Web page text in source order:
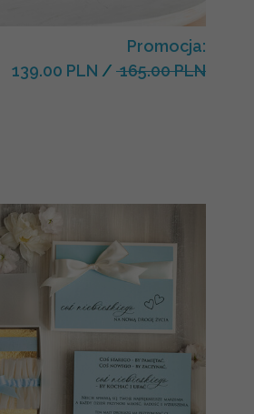
Promocja:
139.00 PLN / 165.00 PLN